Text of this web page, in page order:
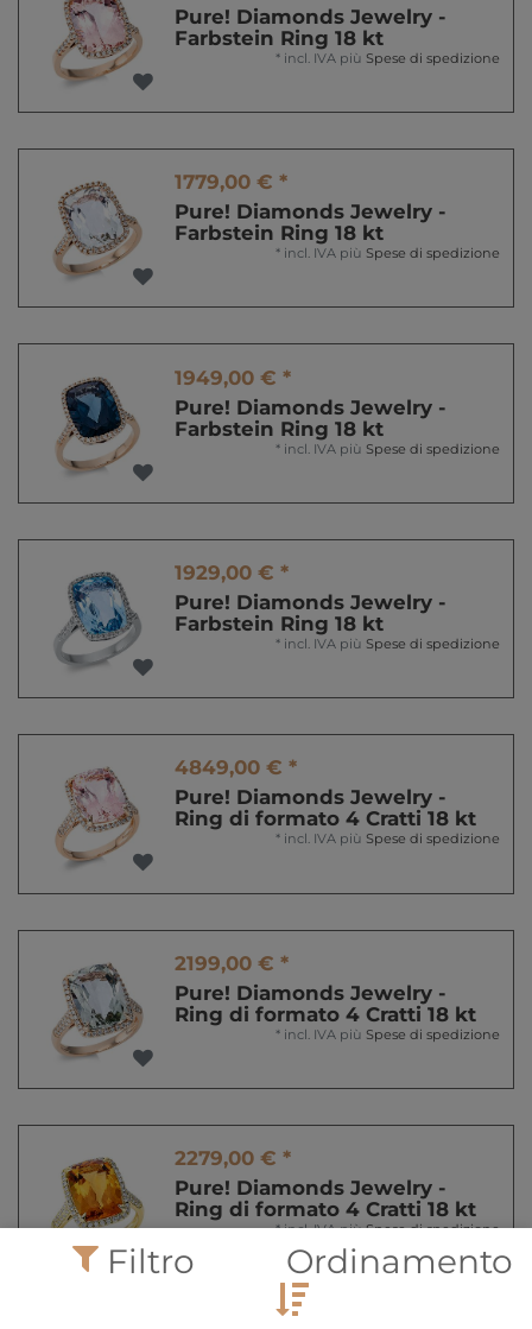
Filtro Ordinamento
Pure! Diamonds Jewelry -
Farbstein Ring 18 kt
* incl. IVA più Spese di spedizione
1779,00 € *
Pure! Diamonds Jewelry -
Farbstein Ring 18 kt
* incl. IVA più Spese di spedizione
1949,00 € *
Pure! Diamonds Jewelry -
Farbstein Ring 18 kt
* incl. IVA più Spese di spedizione
1929,00 € *
Pure! Diamonds Jewelry -
Farbstein Ring 18 kt
* incl. IVA più Spese di spedizione
4849,00 € *
Pure! Diamonds Jewelry -
Ring di formato 4 Cratti 18 kt
* incl. IVA più Spese di spedizione
2199,00 € *
Pure! Diamonds Jewelry -
Ring di formato 4 Cratti 18 kt
* incl. IVA più Spese di spedizione
2279,00 € *
Pure! Diamonds Jewelry -
Ring di formato 4 Cratti 18 kt
*incl. IVA più Spese di spedizione